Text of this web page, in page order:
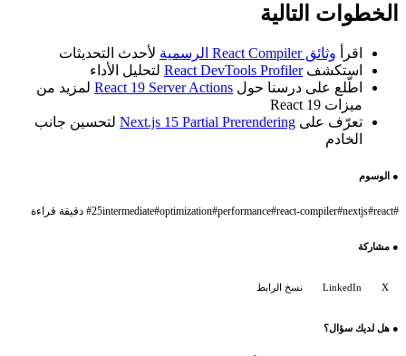
الخطوات التالية
اقرأ وثائق React Compiler الرسمية
لأحدث التحديثات
استكشف React DevTools Profilerلتحليل الأداء
اطّلع على درسنا حول React 19 Server Actionsلمزيد من
ميزات React 19
تعرّف على Next.js 15 Partial Prerenderingلتحسين جانب
الخادم
●الوسوم
react
#
nextjs
#
react-compiler
#
performance
#
optimization
#
intermediate
#25 دقيقة قراءة
●مشاركة
LinkedIn نسخ الرابط
●هل لديك سؤال؟